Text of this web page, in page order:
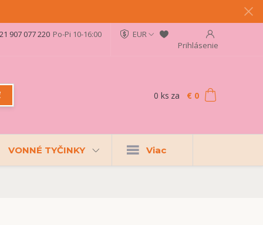
EUR
Prihlásenie
907 077 220 Po-Pi 10-16:00
0 ks za € 0
VONNÉ TYČINKY Viac